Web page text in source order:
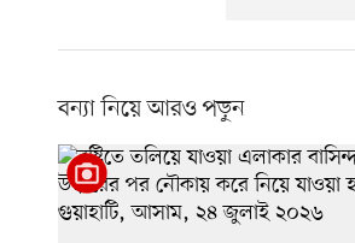
বন্যা নিয়ে আরও পড়ুন